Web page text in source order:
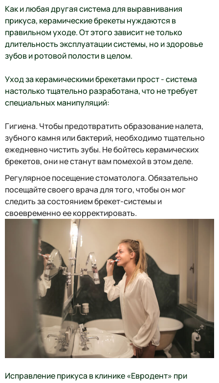
Как и любая другая система для выравнивания
прикуса, керамические брекеты нуждаются в
правильном уходе. От этого зависит не только
длительность эксплуатации системы, но и здоровье
зубов и ротовой полости в целом.
Уход за керамическими брекетами прост - система
настолько тщательно разработана, что не требует
специальных манипуляций:
Гигиена. Чтобы предотвратить образование налета,
зубного камня или бактерий, необходимо тщательно
ежедневно чистить зубы. Не бойтесь керамических
брекетов, они не станут вам помехой в этом деле.
Регулярное посещение стоматолога. Обязательно
посещайте своего врача для того, чтобы он мог
следить за состоянием брекет-системы и
своевременно ее корректировать.
Исправление прикуса в клинике «Евродент» при